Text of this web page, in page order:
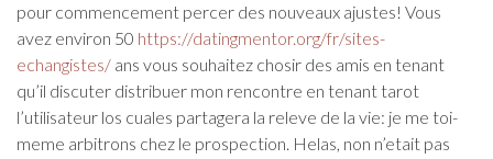
pour commencement percer des nouveaux ajustes! Vous
avez environ 50 https://datingmentor.org/fr/sites-
echangistes/ ans vous souhaitez chosir des amis en tenant
qu’il discuter distribuer mon rencontre en tenant tarot
l’utilisateur los cuales partagera la releve de la vie: je me toi-
meme arbitrons chez le prospection. Helas, non n’etait pas